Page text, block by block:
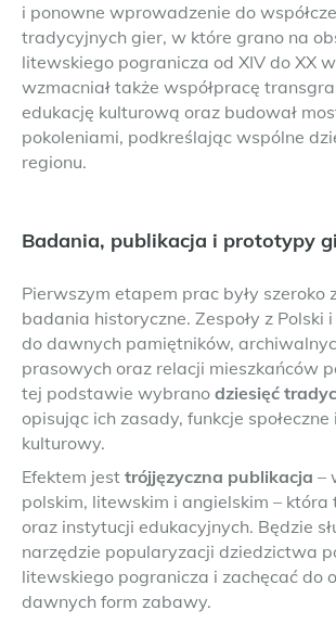
i ponowne wprowadzenie do
tradycyjnych gier, w które grano na
litewskiego pogranicza od XIV do XX
wzmacniał także współpracę
edukację kulturową oraz budował
pokoleniami, podkreślając wspólne
regionu.
Badania, publikacja i prototypy
Pierwszym etapem prac były szeroko
badania historyczne. Zespoły z Polski
do dawnych pamiętników,
prasowych oraz relacji mieszkańców
tej podstawie wybrano dziesięć
opisując ich zasady, funkcje
kulturowy.
Efektem jest trójjęzyczna publikacja –
polskim, litewskim i angielskim –
oraz instytucji edukacyjnych. Będzie
narzędzie popularyzacji dziedzictwa
litewskiego pogranicza i zachęcać do
dawnych form zabawy.